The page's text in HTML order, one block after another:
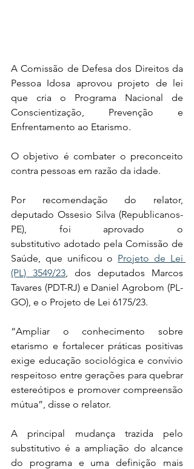
A Comissão de Defesa dos Direitos da
Pessoa Idosa aprovou projeto de lei
que cria o Programa Nacional de
Conscientização, Prevenção e
Enfrentamento ao Etarismo.
O objetivo é combater o preconceito
contra pessoas em razão da idade.
Por recomendação do relator,
deputado Ossesio Silva (Republicanos-
PE), foi aprovado o
substitutivo adotado pela Comissão de
Saúde, que unificou o Projeto de Lei
(PL) 3549/23 , dos deputados Marcos
Tavares (PDT-RJ) e Daniel Agrobom (PL-
GO), e o Projeto de Lei 6175/23.
“Ampliar o conhecimento sobre
etarismo e fortalecer práticas positivas
exige educação sociológica e convívio
respeitoso entre gerações para quebrar
estereótipos e promover compreensão
mútua”, disse o relator.
A principal mudança trazida pelo
substitutivo é a ampliação do alcance
do programa e uma definição mais